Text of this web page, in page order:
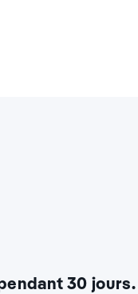
30 jours.